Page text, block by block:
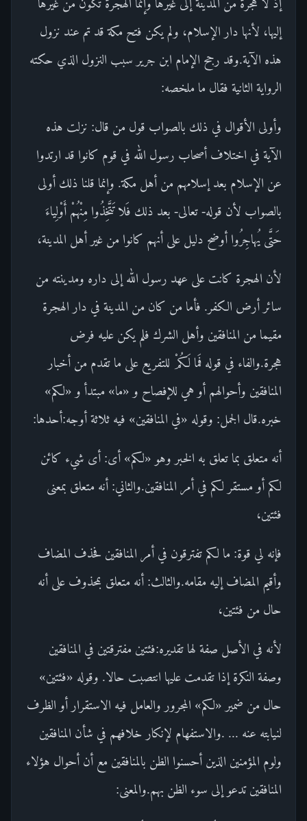
إذ لا هجرة من المدينة إلى غيرها وإنما الهجرة تكون من غيرها
إليها، لأنها دار الإسلام، ولم يكن فتح مكة قد تم عند نزول
هذه الآية.وقد رجح الإمام ابن جرير سبب النزول الذي حكته
الرواية الثانية فقال ما ملخصه:
وأولى الأقوال في ذلك بالصواب قول من قال: نزلت هذه
الآية في اختلاف أصحاب رسول الله في قوم كانوا قد ارتدوا
عن الإسلام بعد إسلامهم من أهل مكة. وإنما قلنا ذلك أولى
بالصواب لأن قوله- تعالى- بعد ذلك فَلا تَتَّخِذُوا مِنْهُمْ أَوْلِياءَ
حَتَّى يُهاجِرُوا أوضح دليل على أنهم كانوا من غير أهل المدينة،
لأن الهجرة كانت على عهد رسول الله إلى داره ومدينته من
سائر أرض الكفر. فأما من كان من المدينة في دار الهجرة
مقيما من المنافقين وأهل الشرك فلم يكن عليه فرض
هجرة.والفاء في قوله فَما لَكُمْ للتفريع على ما تقدم من أخبار
المنافقين وأحوالهم أو هي للإفصاح و «ما» مبتدأ و «لكم»
خبره.قال الجمل: وقوله «في المنافقين» فيه ثلاثة أوجه:أحدها:
أنه متعلق بما تعلق به الخبر وهو «لكم» أى: أى شيء كائن
لكم أو مستقر لكم في أمر المنافقين.والثاني: أنه متعلق بمعنى
فئتين،
فإنه لي قوة: ما لكم تفترقون في أمر المنافقين فحذف المضاف
وأقيم المضاف إليه مقامه.والثالث: أنه متعلق بمحذوف على أنه
حال من فئتين،
لأنه في الأصل صفة لها تقديره:فئتين مفترقتين في المنافقين
وصفة النكرة إذا تقدمت عليها انتصبت حالا. وقوله «فئتين»
حال من ضمير «لكم» المجرور والعامل فيه الاستقرار أو الظرف
لنيابته عنه ... .والاستفهام لإنكار خلافهم في شأن المنافقين
ولوم المؤمنين الذين أحسنوا الظن بالمنافقين مع أن أحوال هؤلاء
المنافقين تدعو إلى سوء الظن بهم.والمعنى: